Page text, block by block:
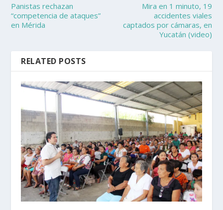
Panistas rechazan
“competencia de ataques”
en Mérida
Mira en 1 minuto, 19
accidentes viales
captados por cámaras, en
Yucatán (video)
RELATED POSTS